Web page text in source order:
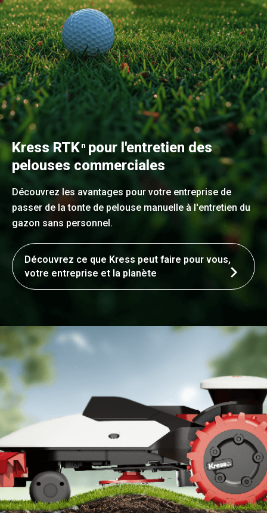
Kress RTK npour l'entretien des
pelouses commerciales
Découvrez les avantages pour votre entreprise de
passer de la tonte de pelouse manuelle à l'entretien du
gazon sans personnel.
Découvrez ce que Kress peut faire pour vous,
votre entreprise et la planète